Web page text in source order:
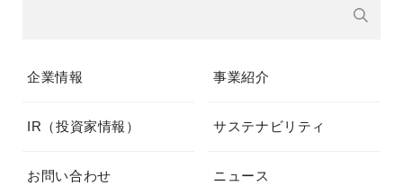
企業情報 事業紹介
IR（投資家情報） サステナビリティ
お問い合わせ ニュース